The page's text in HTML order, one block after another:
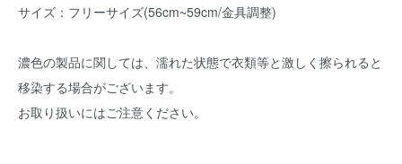
サイズ：フリーサイズ(56cm~59cm/金具調整)
濃色の製品に関しては、濡れた状態で衣類等と激しく擦られると
移染する場合がございます。
お取り扱いにはご注意ください。